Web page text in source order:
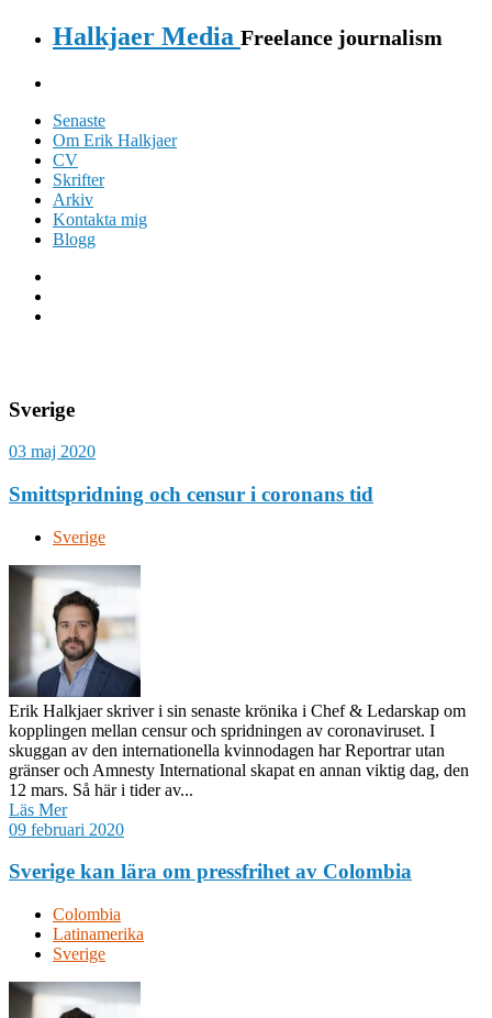
Halkjaer Media Freelance journalism
Senaste
Om Erik Halkjaer
CV
Skrifter
Arkiv
Kontakta mig
Blogg
Sverige
03 maj 2020
Smittspridning och censur i coronans tid
Sverige
Erik Halkjaer skriver i sin senaste krönika i Chef & Ledarskap om
kopplingen mellan censur och spridningen av coronaviruset. I
skuggan av den internationella kvinnodagen har Reportrar utan
gränser och Amnesty International skapat en annan viktig dag, den
12 mars. Så här i tider av...
Läs Mer
09 februari 2020
Sverige kan lära om pressfrihet av Colombia
Colombia
Latinamerika
Sverige